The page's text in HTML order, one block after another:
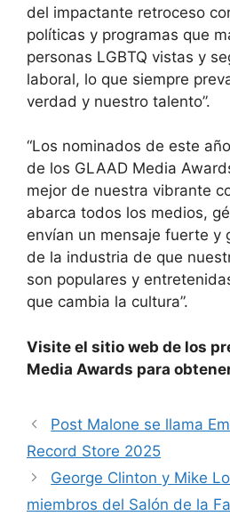
del impactante retroceso
políticas y programas que
personas LGBTQ vistas y
laboral, lo que siempre
verdad y nuestro talento”.
“Los nominados de este
de los GLAAD Media
mejor de nuestra vibrante
abarca todos los medios,
envían un mensaje fuerte y
de la industria de que
son populares y
que cambia la cultura”.
Visite el sitio web de los
Media Awards para
Post Malone se llama
Record Store 2025
George Clinton y Mike
miembros del Salón de la